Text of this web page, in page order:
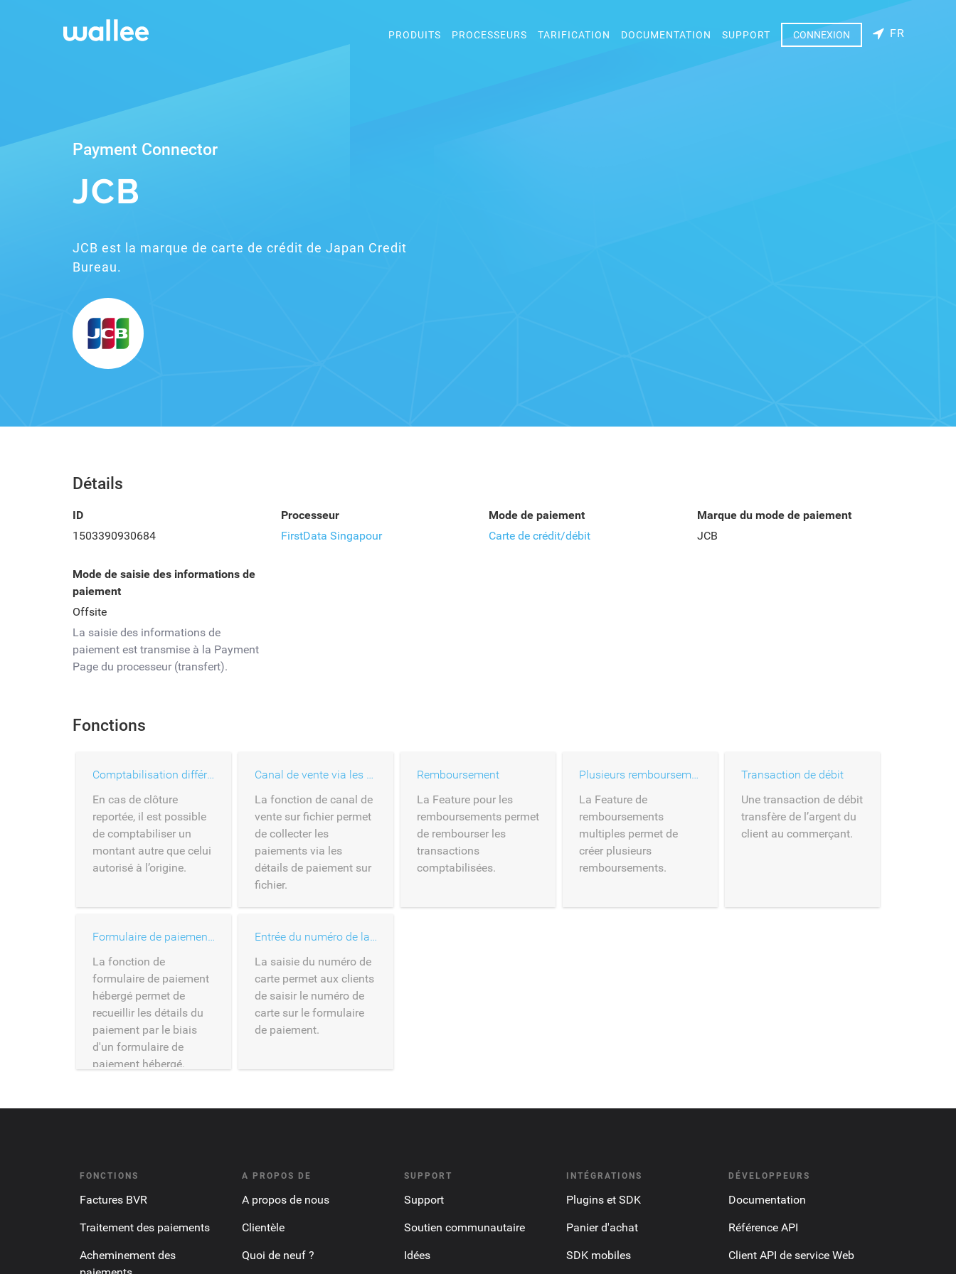
PRODUITS PROCESSEURS TARIFICATION DOCUMENTATION SUPPORT CONNEXION FR
Payment Connector
JCB
JCB est la marque de carte de crédit de Japan Credit
Bureau.
Détails
ID
1503390930684
Processeur
FirstData Singapour
Mode de paiement
Carte de crédit/débit
Marque du mode de paiement
JCB
Mode de saisie des informations de
paiement
Offsite
La saisie des informations de
paiement est transmise à la Payment
Page du processeur (transfert).
Fonctions
Comptabilisation différée
En cas de clôture
reportée, il est possible
de comptabiliser un
montant autre que celui
autorisé à l’origine.
Canal de vente via les cartes déposées
La fonction de canal de
vente sur fichier permet
de collecter les
paiements via les
détails de paiement sur
fichier.
Remboursement
La Feature pour les
remboursements permet
de rembourser les
transactions
comptabilisées.
Plusieurs remboursements
La Feature de
remboursements
multiples permet de
créer plusieurs
remboursements.
Transaction de débit
Une transaction de débit
transfère de l’argent du
client au commerçant.
Formulaire de paiement hébergé
La fonction de
formulaire de paiement
hébergé permet de
recueillir les détails du
paiement par le biais
d'un formulaire de
paiement hébergé.
Entrée du numéro de la carte
La saisie du numéro de
carte permet aux clients
de saisir le numéro de
carte sur le formulaire
de paiement.
FONCTIONS
Factures BVR
Traitement des paiements
Acheminement des
A PROPOS DE
A propos de nous
Clientèle
Quoi de neuf ?
SUPPORT
Support
Soutien communautaire
Idées
INTÉGRATIONS
Plugins et SDK
Panier d'achat
SDK mobiles
DÉVELOPPEURS
Documentation
Référence API
Client API de service Web